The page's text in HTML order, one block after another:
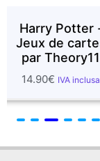
-
cartes
IVA inclusa